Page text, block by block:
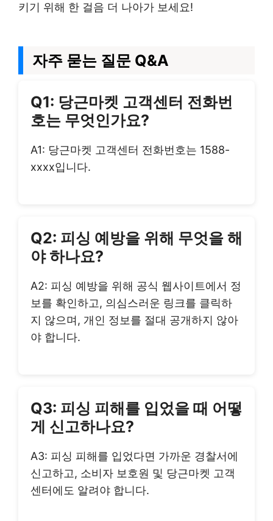
키기 위해 한 걸음 더 나아가 보세요!
자주 묻는 질문 Q&A
Q1: 당근마켓 고객센터 전화번
호는 무엇인가요?
A1: 당근마켓 고객센터 전화번호는 1588-
xxxx입니다.
Q2: 피싱 예방을 위해 무엇을 해
야 하나요?
A2: 피싱 예방을 위해 공식 웹사이트에서 정
보를 확인하고, 의심스러운 링크를 클릭하
지 않으며, 개인 정보를 절대 공개하지 않아
야 합니다.
Q3: 피싱 피해를 입었을 때 어떻
게 신고하나요?
A3: 피싱 피해를 입었다면 가까운 경찰서에
신고하고, 소비자 보호원 및 당근마켓 고객
센터에도 알려야 합니다.